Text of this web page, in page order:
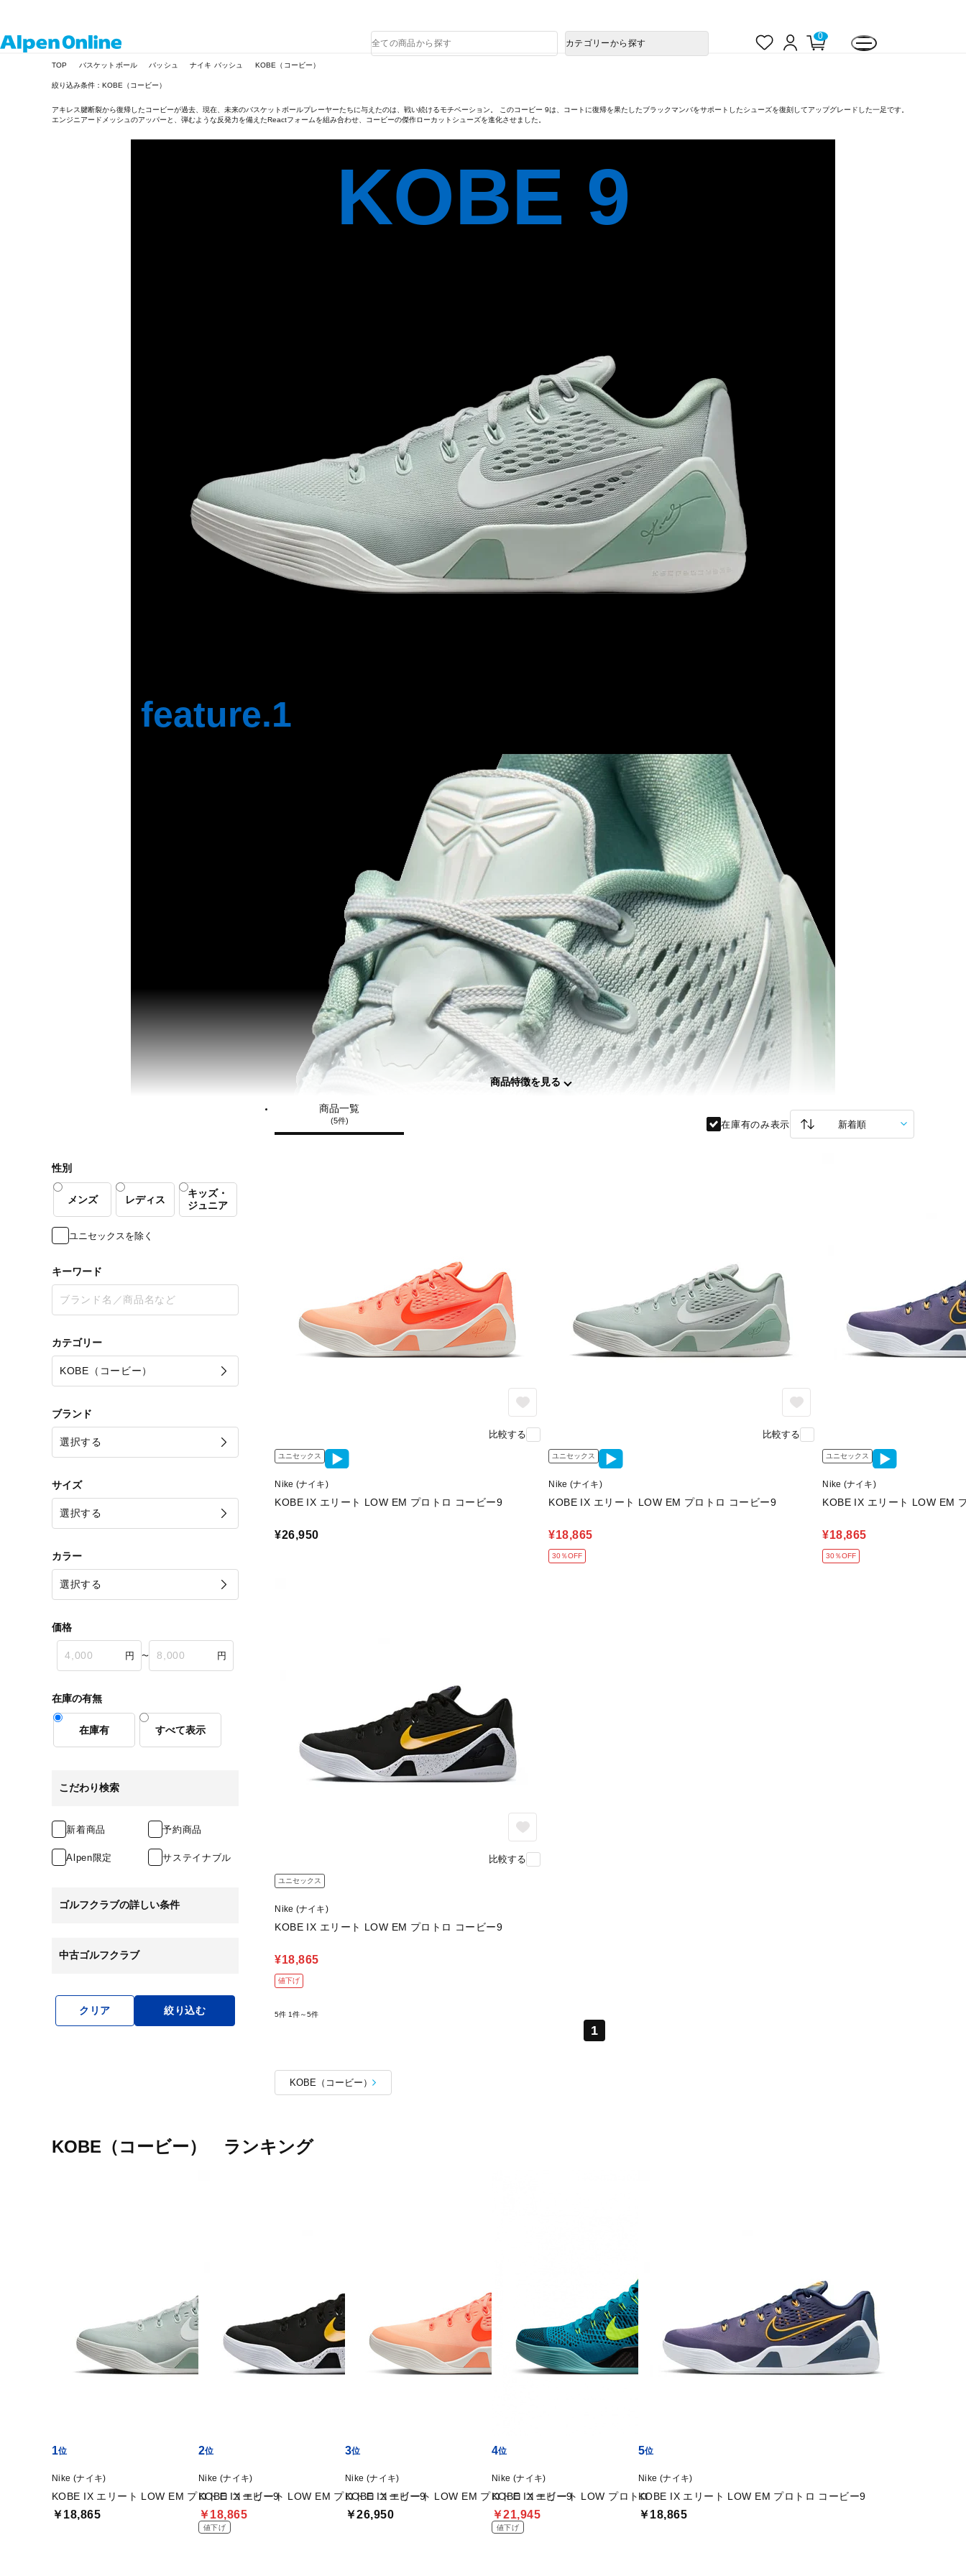
ロ
0
品
検
カテゴリーから探す
TOP バスケットボール バッシュ ナイキ バッシュ KOBE（コービー）
絞り込み条件：KOBE（コービー）
アキレス腱断裂から復帰したコービーが過去、現在、未来のバスケットボールプレーヤーたちに与えたのは、戦い続けるモチベーション。 このコービー 9は、コートに復帰を果たしたブラックマンバをサポートしたシューズを復刻してアップグレードした一足です。
エンジニアードメッシュのアッパーと、弾むような反発力を備えたReactフォームを組み合わせ、コービーの傑作ローカットシューズを進化させました。
KOBE 9
feature.1
エンジニアードメッシュで通気性を確保。
シューレースを結ぶと、
シューレースと一体化したケーブルにより、
feature.2
足とコートの一体感を生み出します。
feature.3
商品特徴を見る
性別
メンズ レディス
キッズ・
ジュニア
ユニセックスを除く
キーワード
カテゴリー
ブランド
サイズ
カラー
価格
〜
在庫の有無
在庫有 すべて表示
こだわり検索
新着商品 予約商品
Alpen限定 サステイナブル
ゴルフクラブの詳しい条件
中古ゴルフクラブ
クリア 絞り込む
商品一覧
(5件) 在庫有のみ表示
比較する
ユニセックス
Nike (ナイキ)
KOBE IX エリート LOW EM プロトロ コービー9
¥26,950
比較する
ユニセックス
Nike (ナイキ)
KOBE IX エリート LOW EM プロトロ コービー9
¥18,865
30％OFF
ユニセックス
Nike (ナイキ)
KOBE IX エリート LOW EM
¥18,865
30％OFF
比較する
ユニセックス
Nike (ナイキ)
KOBE IX エリート LOW EM プロトロ コービー9
¥18,865
値下げ
5件 1件～5件
1
KOBE（コービー）
KOBE（コービー） ランキング
1
Nike (ナイキ)
KOBE IX エリート LOW EM プロトロ コービー9
￥18,865
2
Nike (ナイキ)
KOBE IX エリート LOW EM プロトロ コービー9
￥18,865
値下げ
3
Nike (ナイキ)
KOBE IX エリート LOW EM プロトロ コービー9
￥26,950
4
Nike (ナイキ)
KOBE IX エリート LOW プロトロ
￥21,945
値下げ
5
Nike (ナイキ)
KOBE IX エリート LOW EM プロトロ コービー9
￥18,865